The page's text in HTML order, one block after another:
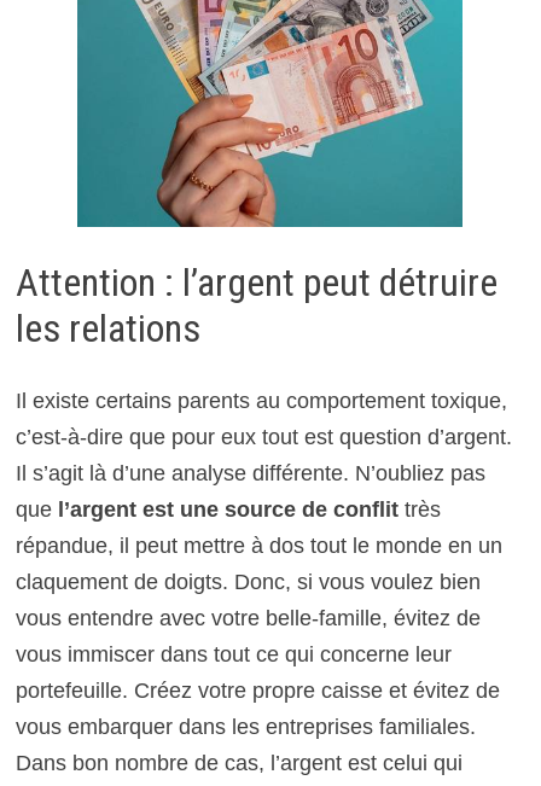
Attention : l’argent peut détruire
les relations
Il existe certains parents au comportement toxique,
c’est-à-dire que pour eux tout est question d’argent.
Il s’agit là d’une analyse différente. N’oubliez pas
que l’argent est une source de conflittrès
répandue, il peut mettre à dos tout le monde en un
claquement de doigts. Donc, si vous voulez bien
vous entendre avec votre belle-famille, évitez de
vous immiscer dans tout ce qui concerne leur
portefeuille. Créez votre propre caisse et évitez de
vous embarquer dans les entreprises familiales.
Dans bon nombre de cas, l’argent est celui qui